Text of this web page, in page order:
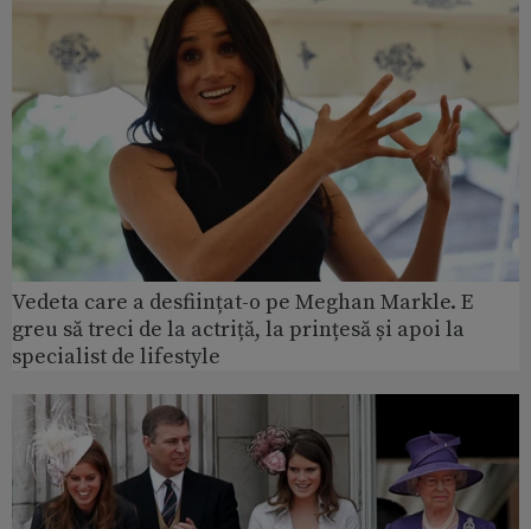
Vedeta care a desființat-o pe Meghan Markle. E
greu să treci de la actriță, la prințesă și apoi la
specialist de lifestyle